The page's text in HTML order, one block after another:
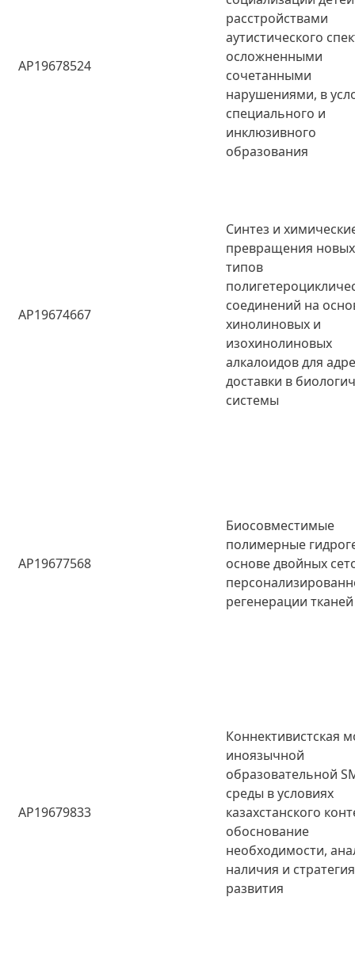
AP19678524
расстройствами
аутистического
осложненными
сочетанными
нарушениями, в
специального и
инклюзивного
образования
AP19674667
Синтез и
превращения новых
типов
соединений на
хинолиновых и
изохинолиновых
алкалоидов для
доставки в
системы
AP19677568
Биосовместимые
полимерные
основе двойных
регенерации тканей
AP19679833
Коннективистская
иноязычной
образовательной
среды в условиях
казахстанского
обоснование
необходимости,
наличия и стратегия
развития